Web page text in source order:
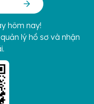
hôm nay!
lý hồ sơ và nhận